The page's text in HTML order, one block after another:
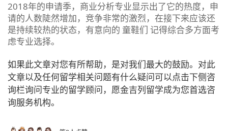
2018年的申请季，商业分析专业显示出了它的热度，申
请的人数陡然增加，竞争非常的激烈，在接下来应该还
是持续较热的状态，有意向的 童鞋们 记得综合多方面考
虑专业选择。
如果此文章对您有所帮助，是对我们最大的鼓励。对此
文章以及任何留学相关问题有什么疑问可以点击下侧咨
询栏询问专业的留学顾问，愿金吉列留学成为您首选咨
询服务机构。